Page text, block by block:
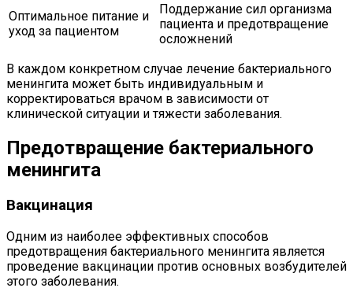
Оптимальное питание и
уход за пациентом
Поддержание сил организма
пациента и предотвращение
осложнений
В каждом конкретном случае лечение бактериального
менингита может быть индивидуальным и
корректироваться врачом в зависимости от
клинической ситуации и тяжести заболевания.
Предотвращение бактериального
менингита
Вакцинация
Одним из наиболее эффективных способов
предотвращения бактериального менингита является
проведение вакцинации против основных возбудителей
этого заболевания.